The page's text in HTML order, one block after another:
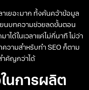
เยอะมาก ทั้งค้นคว้าข้อมูล
ขียนบทความช่วยลดขั้นตอน
ได้ในเวลาแค่ไม่กี่นาที ไม่ว่า
วามสำหรับทำ SEO ก็ตาม
ำคัญกว่าได้
นการผลิต